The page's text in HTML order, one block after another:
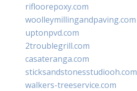
rifloorepoxy.com
woolleymillingandpaving.com
uptonpvd.com
2troublegrill.com
casateranga.com
sticksandstonesstudiooh.com
walkers-treeservice.com